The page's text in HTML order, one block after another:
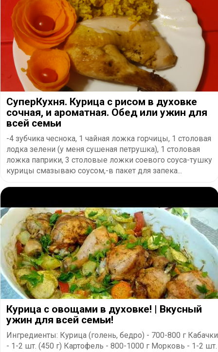
СуперКухня. Курица с рисом в духовке
сочная, и ароматная. Обед или ужин для
всей семьи
-4 зубчика чеснока, 1 чайная ложка горчицы, 1 столовая
лодка зелени (у меня сушеная петрушка), 1 столовая
ложка паприки, 3 столовые ложки соевого соуса-тушку
курицы смазываю соусом,-в пакет для запека...
Курица с овощами в духовке! | Вкусный
ужин для всей семьи!
Ингредиенты: Курица (голень, бедро) - 700-800 г Кабачки
- 1-2 шт. (450 г) Картофель - 800-1000 г Морковь - 1-2 шт.